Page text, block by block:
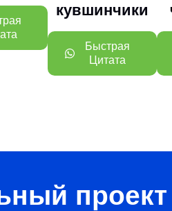
кувшинчики
Быстрая
Цитата